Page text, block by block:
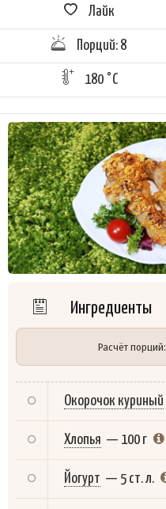
Лайк
Порций: 8
180 °C
Ингредиенты
Расчёт порций:
Окорочок куриный
Хлопья — 100 г
Йогурт — 5 ст. л.